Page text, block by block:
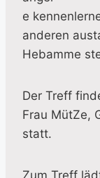
e
anderen
Hebamme
Der Treff
Frau MütZe,
statt.
Zum Treff